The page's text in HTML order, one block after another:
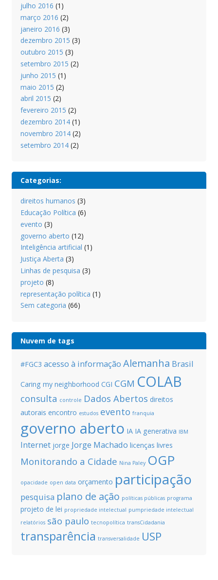
julho 2016 (1)
março 2016 (2)
janeiro 2016 (3)
dezembro 2015 (3)
outubro 2015 (3)
setembro 2015 (2)
junho 2015 (1)
maio 2015 (2)
abril 2015 (2)
fevereiro 2015 (2)
dezembro 2014(1)
novembro 2014(2)
setembro 2014(2)
Categorias:
direitos humanos (3)
Educação Política (6)
evento (3)
governo aberto (12)
Inteligência artificial (1)
Justiça Aberta (3)
Linhas de pesquisa (3)
projeto (8)
representação política (1)
Sem categoria (66)
Nuvem de tags
#FGC3 acesso à informação Alemanha Brasil
Caring my neighborhood CGI CGM COLAB
consulta controle Dados Abertos direitos
autorais encontro estudos evento franquia
governo aberto IA IA generativa IBM
Internet jorge Jorge Machado licenças livres
Monitorando a Cidade Nina Paley OGP
opacidade open data orçamento participação
pesquisa plano de ação políticas públicas programa
projeto de lei propriedade intelectual pumpriedade intelectual
relatórios são paulo tecnopolítica transCidadania
transparência transversalidade USP